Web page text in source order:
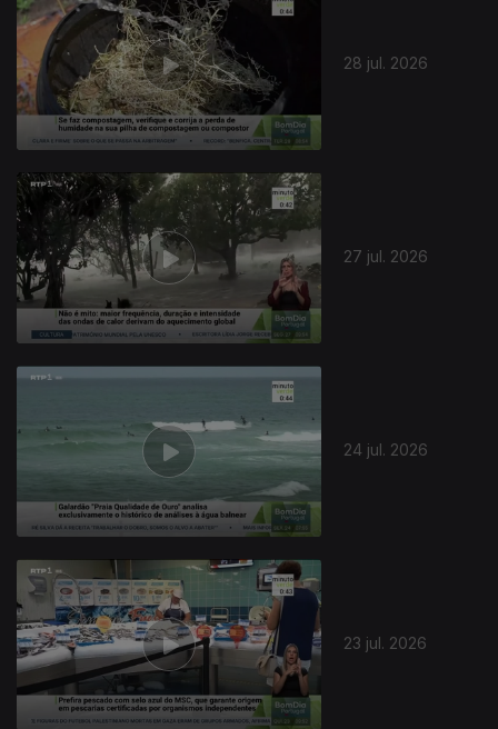
28 jul. 2026
27 jul. 2026
24 jul. 2026
23 jul. 2026
944470